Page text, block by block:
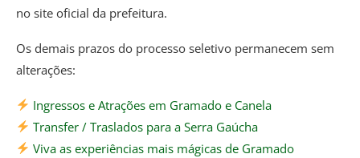
no site oficial da prefeitura.
Os demais prazos do processo seletivo permanecem sem
alterações:
Ingressos e Atrações em Gramado e Canela
Transfer / Traslados para a Serra Gaúcha
Viva as experiências mais mágicas de Gramado